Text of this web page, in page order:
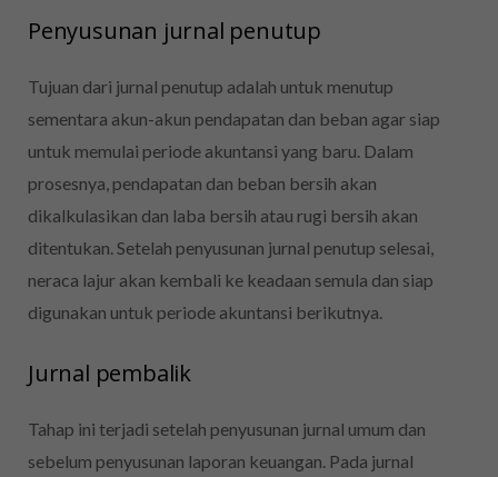
Penyusunan jurnal penutup
Tujuan dari jurnal penutup adalah untuk menutup
sementara akun-akun pendapatan dan beban agar siap
untuk memulai periode akuntansi yang baru. Dalam
prosesnya, pendapatan dan beban bersih akan
dikalkulasikan dan laba bersih atau rugi bersih akan
ditentukan. Setelah penyusunan jurnal penutup selesai,
neraca lajur akan kembali ke keadaan semula dan siap
digunakan untuk periode akuntansi berikutnya.
Jurnal pembalik
Tahap ini terjadi setelah penyusunan jurnal umum dan
sebelum penyusunan laporan keuangan. Pada jurnal